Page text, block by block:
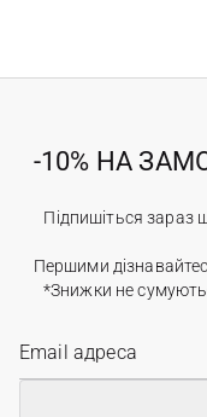
-10% НА
Підпишіться зараз
Першими
*Знижки не